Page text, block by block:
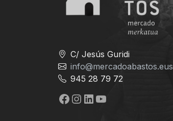
C/ Jesús Guridi
info@mercadoabastos.eus
945 28 79 72
Facebook
Instagram
LinkedIn
YouTube